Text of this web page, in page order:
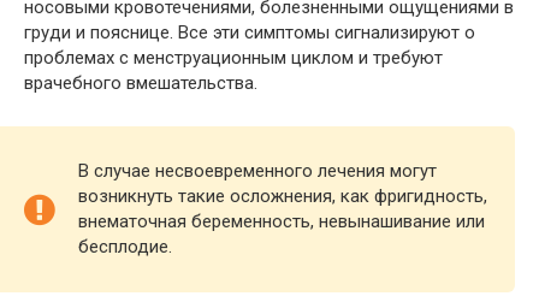
носовыми кровотечениями, болезненными ощущениями в
груди и пояснице. Все эти симптомы сигнализируют о
проблемах с менструационным циклом и требуют
врачебного вмешательства.
В случае несвоевременного лечения могут
возникнуть такие осложнения, как фригидность,
внематочная беременность, невынашивание или
бесплодие.